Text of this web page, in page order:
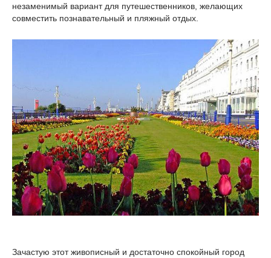
незаменимый вариант для путешественников, желающих
совместить познавательный и пляжный отдых.
Зачастую этот живописный и достаточно спокойный город